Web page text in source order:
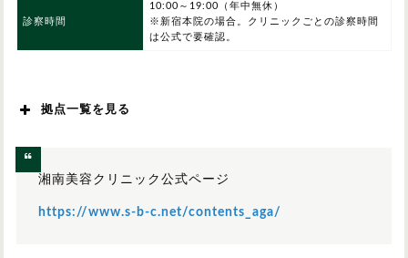
診察時間
10:00～19:00（年中無休）
※新宿本院の場合。クリニックごとの診察時間
は公式で要確認。
拠点一覧を見る
湘南美容クリニック公式ページ
https://www.s-b-c.net/contents_aga/